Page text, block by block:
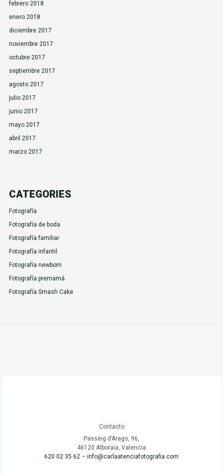
febrero 2018
enero 2018
diciembre 2017
noviembre 2017
octubre 2017
septiembre 2017
agosto 2017
julio 2017
junio 2017
mayo 2017
abril 2017
marzo 2017
CATEGORIES
Fotografía
Fotografía de boda
Fotografía familiar
Fotografía infantil
Fotografía newborn
Fotografía premamá
Fotografía Smash Cake
Contacto
Passeig d’Arago, 96,
46120 Alboraia, Valencia
620 02 35 62 – info@carlaatenciafotografia.com